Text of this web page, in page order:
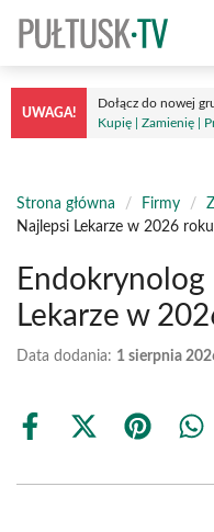
treści
UWAGA!
Dołącz do nowej
Kupię | Zamienię |
Strona główna / Firmy /
Najlepsi Lekarze w 2026 roku
Endokrynolog
Lekarze w
Data dodania: 1 sierpnia
Share
Share
(Twitter)
Share